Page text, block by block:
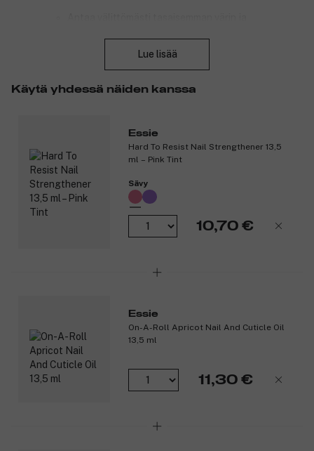
Keramidia sisältävä yhdiste epätasaisille ja
värjäytyneille kynsille.
Läpinäkyvä vaaleanpunainen väri antaa
*Itsearviointi, 127 henkilöä.
Tuotenumero:3291573
Lue lisää
Käytä yhdessä näiden kanssa
Essie
Hard To Resist Nail Strengthener 13,5
ml – Pink Tint
Sävy
10,70 €
Essie
On-A-Roll Apricot Nail And Cuticle Oil
13,5 ml
11,30 €